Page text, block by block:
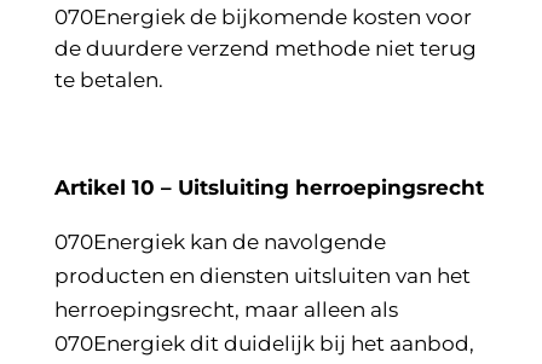
070Energiek de bijkomende kosten voor
de duurdere verzend methode niet terug
te betalen.
Artikel 10 – Uitsluiting herroepingsrecht
070Energiek kan de navolgende
producten en diensten uitsluiten van het
herroepingsrecht, maar alleen als
070Energiek dit duidelijk bij het aanbod,